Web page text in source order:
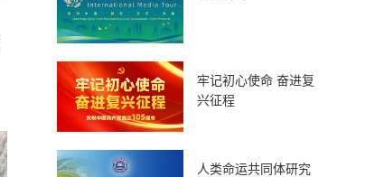
牢记初心使命 奋进复
兴征程
人类命运共同体研究